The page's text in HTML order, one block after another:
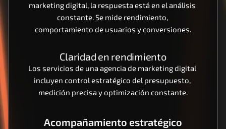
marketing digital, la respuesta está en el análisis
constante. Se mide rendimiento,
comportamiento de usuarios y conversiones.
Claridad en rendimiento
Los servicios de una agencia de marketing digital
incluyen control estratégico del presupuesto,
medición precisa y optimización constante.
Acompañamiento estratégico